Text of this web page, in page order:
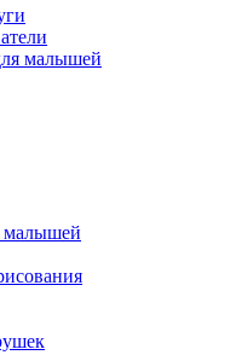
малышей
малышей